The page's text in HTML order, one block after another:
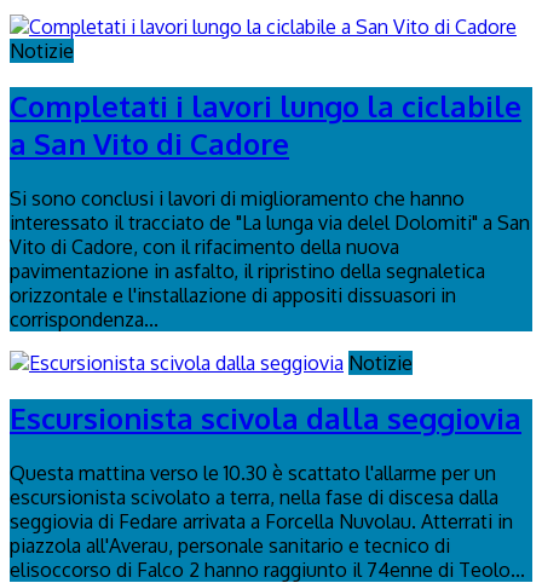
Notizie
Completati i lavori lungo la ciclabile
a San Vito di Cadore
Si sono conclusi i lavori di miglioramento che hanno
interessato il tracciato de "La lunga via delel Dolomiti" a San
Vito di Cadore, con il rifacimento della nuova
pavimentazione in asfalto, il ripristino della segnaletica
orizzontale e l'installazione di appositi dissuasori in
corrispondenza...
Notizie
Escursionista scivola dalla seggiovia
Questa mattina verso le 10.30 è scattato l'allarme per un
escursionista scivolato a terra, nella fase di discesa dalla
seggiovia di Fedare arrivata a Forcella Nuvolau. Atterrati in
piazzola all'Averau, personale sanitario e tecnico di
elisoccorso di Falco 2 hanno raggiunto il 74enne di Teolo...